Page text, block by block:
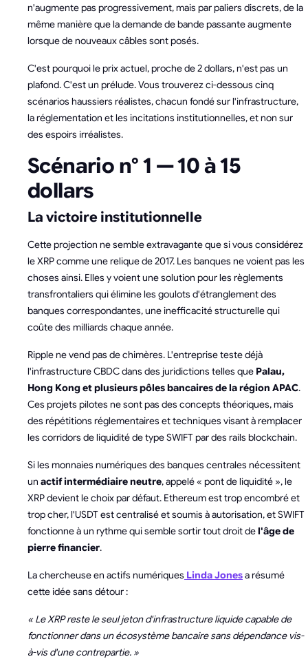
n'augmente pas progressivement, mais par paliers discrets, de la
même manière que la demande de bande passante augmente
lorsque de nouveaux câbles sont posés.
C'est pourquoi le prix actuel, proche de 2 dollars, n'est pas un
plafond. C'est un prélude. Vous trouverez ci-dessous cinq
scénarios haussiers réalistes, chacun fondé sur l'infrastructure,
la réglementation et les incitations institutionnelles, et non sur
des espoirs irréalistes.
Scénario n° 1 — 10 à 15
dollars
La victoire institutionnelle
Cette projection ne semble extravagante que si vous considérez
le XRP comme une relique de 2017. Les banques ne voient pas les
choses ainsi. Elles y voient une solution pour les règlements
transfrontaliers qui élimine les goulots d'étranglement des
banques correspondantes, une inefficacité structurelle qui
coûte des milliards chaque année.
Ripple ne vend pas de chimères. L'entreprise teste déjà
l'infrastructure CBDC dans des juridictions telles que Palau,
Hong Kong et plusieurs pôles bancaires de la région APAC.
Ces projets pilotes ne sont pas des concepts théoriques, mais
des répétitions réglementaires et techniques visant à remplacer
les corridors de liquidité de type SWIFT par des rails blockchain.
Si les monnaies numériques des banques centrales nécessitent
un actif intermédiaire neutre, appelé « pont de liquidité », le
XRP devient le choix par défaut. Ethereum est trop encombré et
trop cher, l'USDT est centralisé et soumis à autorisation, et SWIFT
fonctionne à un rythme qui semble sortir tout droit del'âge de
pierre financier.
La chercheuse en actifs numériques Linda Jonesa résumé
cette idée sans détour :
« Le XRP reste le seul jeton d'infrastructure liquide capable de
fonctionner dans un écosystème bancaire sans dépendance vis-
à-vis d'une contrepartie. »